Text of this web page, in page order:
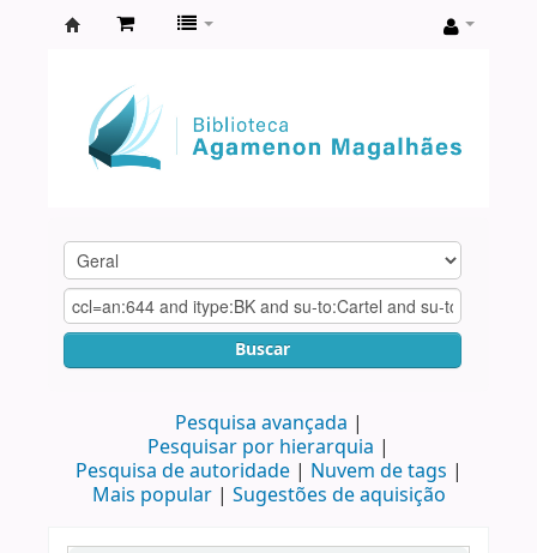
Agamenon
Magalhães
Buscar
Pesquisa avançada
Pesquisar por hierarquia
Pesquisa de autoridade
Nuvem de tags
Mais popular
Sugestões de aquisição